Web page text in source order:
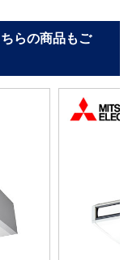
らの商品もご